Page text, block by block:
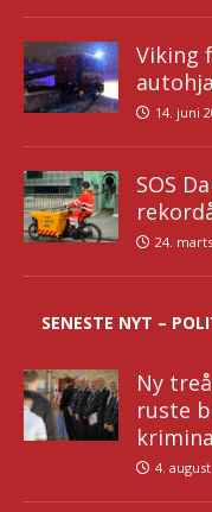
Viking
14. juni
SOS
24.
SENESTE NYT –
Ny
ruste
4.